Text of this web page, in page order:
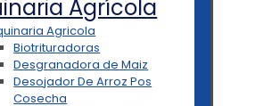
Agrícola
Agricola
Biotrituradoras
Desgranadora de Maiz
Desojador De Arroz Pos
Cosecha